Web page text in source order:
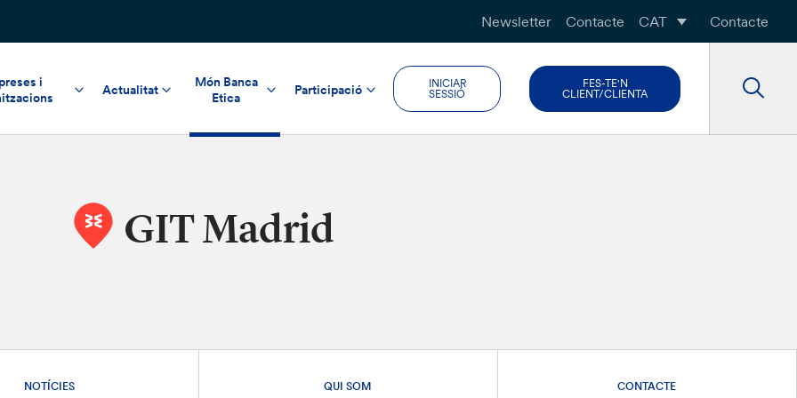
Newsletter Contacte CAT Contacte
i
Actualitat
Món Banca
Etica
Participació
INICIAR
SESSIÓ
FES-TE'N
CLIENT/CLIENTA
GIT Madrid
NOTÍCIES QUI SOM CONTACTE